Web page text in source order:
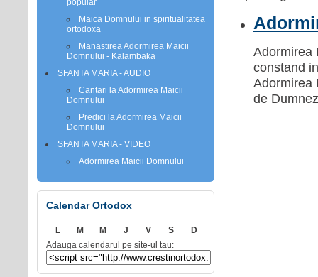
Adormirea
constand
Adormirea
de
popular
Maica Domnului in spiritualitatea
ortodoxa
Manastirea Adormirea Maicii
Domnului - Kalambaka
SFANTA MARIA - AUDIO
Cantari la Adormirea Maicii
Domnului
Predici la Adormirea Maicii
Domnului
SFANTA MARIA - VIDEO
Adormirea Maicii Domnului
Calendar Ortodox
L M M J V S
D
Adauga calendarul pe site-ul tau: